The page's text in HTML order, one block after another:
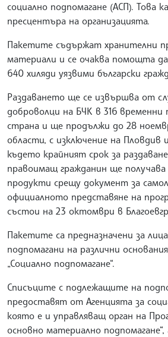
социално подпомагане (АСП). Това
пресцентъра на организацията.
Пакетите съдържат хранителни
материали и се очаква помощта
640 хиляди уязвими български
Раздаването ще се извършва от
доброволци на БЧК в 316
страна и ще продължи до 28
области, с изключение на Пловдив
където крайният срок за
правоимащ гражданин ще
продукти срещу документ за
официалното представяне на
състои на 23 октомври в
Пакетите са предназначени за
подпомагани на различни
„Социално подпомагане“.
Списъците с подлежащите на
предоставят от Агенцията за
която е и управляващ орган на
основно материално